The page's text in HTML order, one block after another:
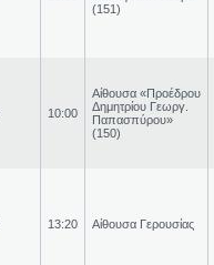
(151)
10:00
Αίθουσα «Προέδρου
Δημητρίου Γεωργ.
Παπασπύρου»
(150)
13:20 Αίθουσα Γερουσίας